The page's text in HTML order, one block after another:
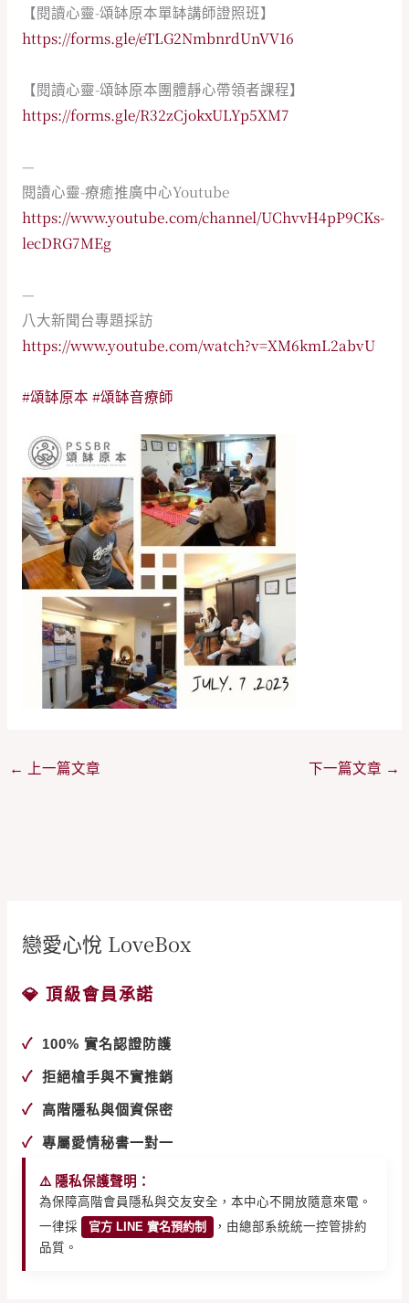
【閱讀心靈-頌缽原本單缽講師證照班】
https://forms.gle/eTLG2NmbnrdUnVV16
【閱讀心靈-頌缽原本團體靜心帶領者課程】
https://forms.gle/R32zCjokxULYp5XM7
—
閱讀心靈-療癒推廣中心Youtube
https://www.youtube.com/channel/UChvvH4pP9CKs-
lecDRG7MEg
—
八大新聞台專題採訪
https://www.youtube.com/watch?v=XM6kmL2abvU
#頌缽原本 #頌缽音療師
← 上一篇文章 下一篇文章 →
戀愛心悅 LoveBox
💎 頂級會員承諾
✓ 100% 實名認證防護
✓ 拒絕槍手與不實推銷
✓ 高階隱私與個資保密
✓ 專屬愛情秘書一對一
⚠️ 隱私保護聲明：
為保障高階會員隱私與交友安全，本中心不開放隨意來電。
一律採
官方 LINE 實名預約制
，由總部系統統一控管排約
品質。